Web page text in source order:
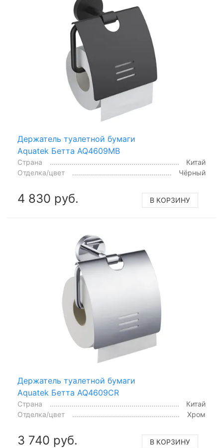
Держатель туалетной бумаги
Aquatek Бетта AQ4609MB
Страна
Китай
Отделка/цвет
Чёрный
4 830 руб. В КОРЗИНУ
Держатель туалетной бумаги
Aquatek Бетта AQ4609CR
Страна
Китай
Отделка/цвет
Хром
3 740 руб. В КОРЗИНУ